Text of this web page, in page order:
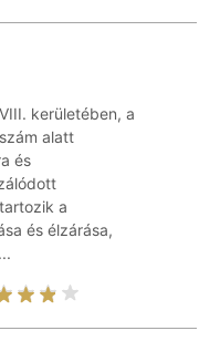
kerületében, a
alatt
és
a
és élzárása,